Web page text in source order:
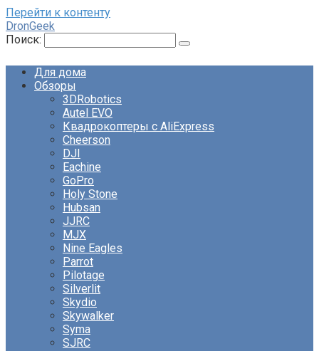
Перейти к контенту
DronGeek
Поиск:
Для дома
Обзоры
3DRobotics
Autel EVO
Квадрокоптеры с AliExpress
Cheerson
DJI
Eachine
GoPro
Holy Stone
Hubsan
JJRC
MJX
Nine Eagles
Parrot
Pilotage
Silverlit
Skydio
Skywalker
Syma
SJRC